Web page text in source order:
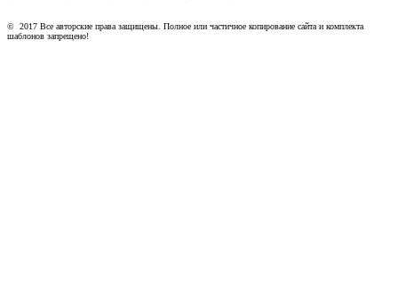
© 2017 Все авторские права защищены. Полное или частичное копирование сайта и комплекта
шаблонов запрещено!